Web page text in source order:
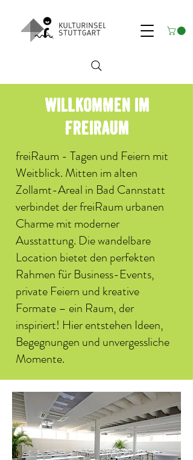
Willkommen im
Freiraum
freiRaum - Tagen und Feiern mit
Weitblick. Mitten im alten
Zollamt-Areal in Bad Cannstatt
verbindet der freiRaum urbanen
Charme mit moderner
Ausstattung. Die wandelbare
Location bietet den perfekten
Rahmen für Business-Events,
private Feiern und kreative
Formate – ein Raum, der
inspiriert! Hier entstehen Ideen,
Begegnungen und unvergessliche
Momente.